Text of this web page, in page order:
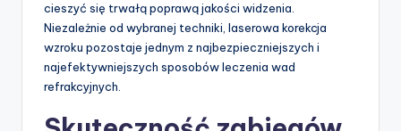
cieszyć się trwałą poprawą jakości widzenia.
Niezależnie od wybranej techniki, laserowa korekcja
wzroku pozostaje jednym z najbezpieczniejszych i
najefektywniejszych sposobów leczenia wad
refrakcyjnych.